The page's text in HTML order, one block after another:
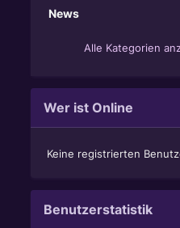
News
Alle Kategorien
Wer ist Online
Keine registrierten
Benutzerstatistik